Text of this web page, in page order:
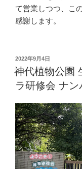
て営業しつつ、こ
感謝します。
投
稿
日:
2022年9月4日
神代植物公園
ラ研修会 ナ